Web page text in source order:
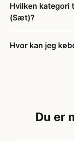
Hvilken kategori
(Sæt)?
Hvor kan jeg
Du er